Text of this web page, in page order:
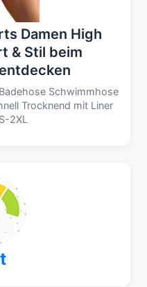
Damen High
& Stil beim
Schwimmhose
Trocknend mit Liner
2XL